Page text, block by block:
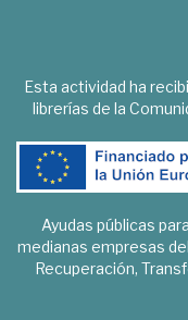
Esta actividad ha
librerías de la
Ayudas públicas
medianas empresas
Recuperación,